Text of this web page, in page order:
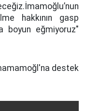
hakkının gasp
boyun eğmiyoruz"
destek